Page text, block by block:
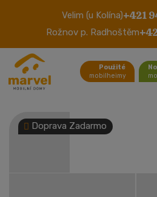
Velim (u Kolína)+421
Rožnov p. Radhoštěm
Použité
mobilheimy
Sunseeker
Doprava Zadarmo